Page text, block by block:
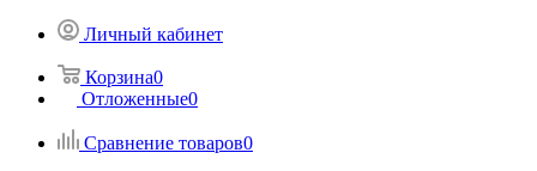
Личный кабинет
Корзина0
Отложенные0
Сравнение товаров0